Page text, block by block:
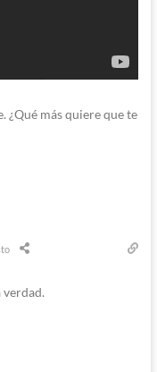
¿Qué más quiere que te
verdad.